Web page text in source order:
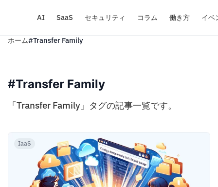
AI SaaS セキュリティ コラム 働き方 イベ
ホーム#Transfer Family
#Transfer Family
「Transfer Family」タグの記事一覧です。
IaaS